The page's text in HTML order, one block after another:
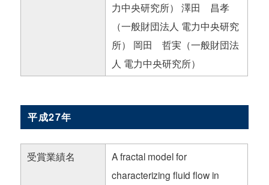
力中央研究所） 澤田 昌孝
（一般財団法人 電力中央研究
所） 岡田 哲実（一般財団法
人 電力中央研究所）
平成27年
受賞業績名
A fractal model for
characterizing fluid flow in